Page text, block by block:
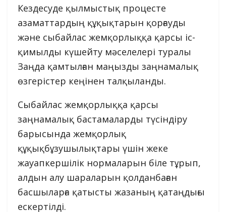
Кездесуде қылмыстық процесте
азаматтардың құқықтарын қорғауды
және сыбайлас жемқорлыққа қарсы іс-
қимылды күшейту мәселелері туралы
Заңда қамтылған маңызды заңнамалық
өзгерістер кеңінен талқыланды.
Сыбайлас жемқорлыққа қарсы
заңнамалық бастамаларды түсіндіру
барысында жемқорлық
құқықбұзушылықтары үшін жеке
жауапкершілік нормаларын біле тұрып,
алдын алу шараларын қолданбаған
басшыларға қатысты жазаның қатаңдығы
ескертілді.